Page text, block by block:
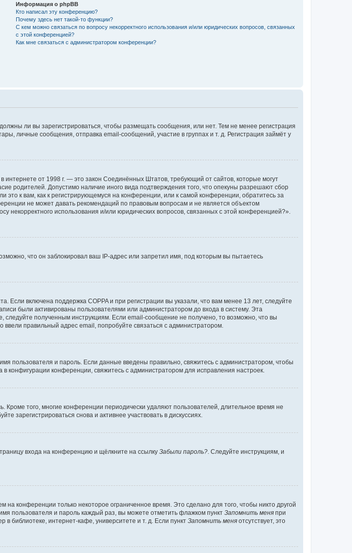
Информация о phpBB
Кто написал эту конференцию?
Почему здесь нет такой-то функции?
С кем можно связаться по вопросу некорректного использования и/или юридических вопросов, связанных
с этой конференцией?
Как мне связаться с администратором конференции?
ли вы зарегистрироваться, чтобы размещать сообщения, или нет. Тем не менее регистрация
личные сообщения, отправка email-сообщений, участие в группах и т. д. Регистрация займёт у
интернете от 1998 г. — это закон Соединённых Штатов, требующий от сайтов, которые могут
родителей. Допустимо наличие иного вида подтверждения того, что опекуны разрешают сбор
к вам, как к регистрирующемуся на конференции, или к самой конференции, обратитесь за
не может давать рекомендаций по правовым вопросам и не является объектом
некорректного использования и/или юридических вопросов, связанных с этой конференцией?».
что он заблокировал ваш IP-адрес или запретил имя, под которым вы пытаетесь
включена поддержка COPPA и при регистрации вы указали, что вам менее 13 лет, следуйте
были активированы пользователями или администратором до входа в систему. Эта
полученным инструкциям. Если email-сообщение не получено, то возможно, что вы
правильный адрес email, попробуйте связаться с администратором.
пользователя и пароль. Если данные введены правильно, свяжитесь с администратором, чтобы
конференции, свяжитесь с администратором для исправления настроек.
того, многие конференции периодически удаляют пользователей, длительное время не
снова и активнее участвовать в дискуссиях.
входа на конференцию и щёлкните на ссылку Забыли пароль? . Следуйте инструкциям, и
на конференции только некоторое ограниченное время. Это сделано для того, чтобы никто другой
пользователя и пароль каждый раз, вы можете отметить флажком пункт Запомнить меня при
библиотеке, интернет-кафе, университете и т. д. Если пункт Запомнить меня отсутствует, это